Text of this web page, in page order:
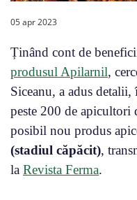
05 apr 2023
Ținând cont de
produsul Apilarnil,
Siceanu, a adus
peste 200 de
posibil nou produs
(stadiul căpăcit),
la Revista Ferma.